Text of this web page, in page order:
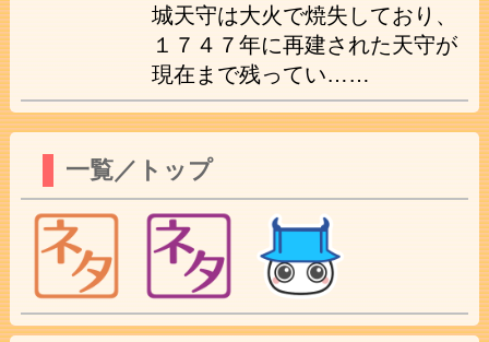
城天守は大火で焼失しており、
１７４７年に再建された天守が
現在まで残ってい……
一覧／トップ